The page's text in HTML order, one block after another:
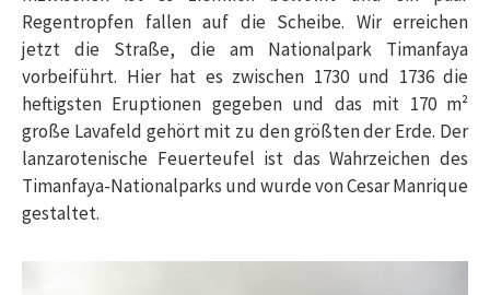
Regentropfen fallen auf die Scheibe. Wir erreichen
jetzt die Straße, die am Nationalpark Timanfaya
vorbeiführt. Hier hat es zwischen 1730 und 1736 die
heftigsten Eruptionen gegeben und das mit 170 m²
große Lavafeld gehört mit zu den größten der Erde. Der
lanzarotenische Feuerteufel ist das Wahrzeichen des
Timanfaya-Nationalparks und wurde von Cesar Manrique
gestaltet.